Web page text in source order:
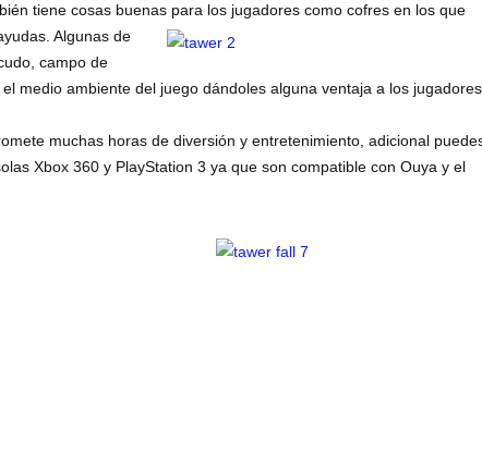
tiene cosas buenas para los jugadores como cofres en los que
Algunas de
campo de
medio ambiente del juego dándoles alguna ventaja a los jugadores.
muchas horas de diversión y entretenimiento, adicional
Xbox 360 y PlayStation 3 ya que son compatible con Ouya y el